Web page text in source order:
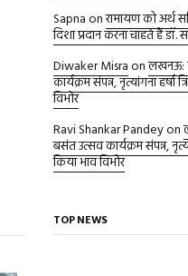
Sapnaonरामायण को अर्थ
दिशा प्रदान करना चाहते हैं डॉ.
Diwaker Misraonलखनऊ:
कार्यक्रम संपन्न, नृत्यांगना हर्षा
विभोर
Ravi Shankar Pandeyon
बसंत उत्सव कार्यक्रम संपन्न,
किया भाव विभोर
TOP NEWS